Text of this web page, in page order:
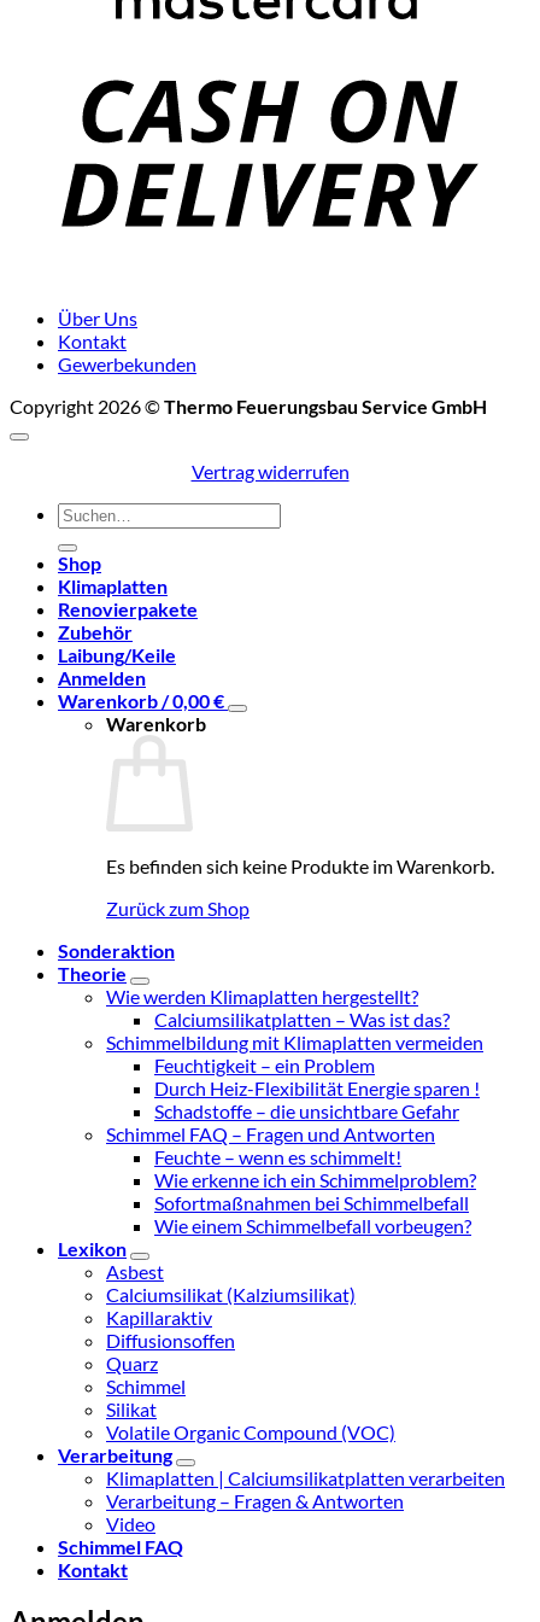
Über Uns
Kontakt
Gewerbekunden
Copyright 2026 ©Thermo Feuerungsbau Service GmbH
Vertrag widerrufen
Suchen
nach:
Shop
Klimaplatten
Renovierpakete
Zubehör
Laibung/Keile
Anmelden
Warenkorb /0,00€
Warenkorb
Es befinden sich keine Produkte im Warenkorb.
Zurück zum Shop
Sonderaktion
Theorie
Wie werden Klimaplatten hergestellt?
Calciumsilikatplatten – Was ist das?
Schimmelbildung mit Klimaplatten vermeiden
Feuchtigkeit – ein Problem
Durch Heiz-Flexibilität Energie sparen !
Schadstoffe – die unsichtbare Gefahr
Schimmel FAQ – Fragen und Antworten
Feuchte – wenn es schimmelt!
Wie erkenne ich ein Schimmelproblem?
Sofortmaßnahmen bei Schimmelbefall
Wie einem Schimmelbefall vorbeugen?
Lexikon
Asbest
Calciumsilikat (Kalziumsilikat)
Kapillaraktiv
Diffusionsoffen
Quarz
Schimmel
Silikat
Volatile Organic Compound (VOC)
Verarbeitung
Klimaplatten | Calciumsilikatplatten verarbeiten
Verarbeitung – Fragen & Antworten
Video
Schimmel FAQ
Kontakt